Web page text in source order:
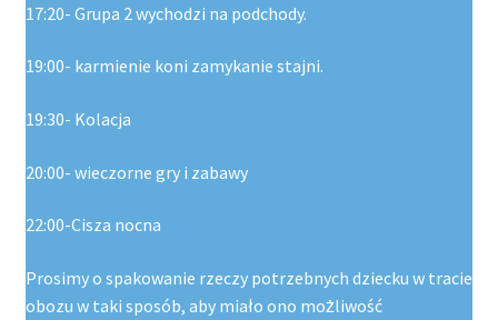
17:20- Grupa 2 wychodzi na podchody.
19:00- karmienie koni zamykanie stajni.
19:30- Kolacja
20:00- wieczorne gry i zabawy
22:00-Cisza nocna
Prosimy o spakowanie rzeczy potrzebnych dziecku w tracie
obozu w taki sposób, aby miało ono możliwość